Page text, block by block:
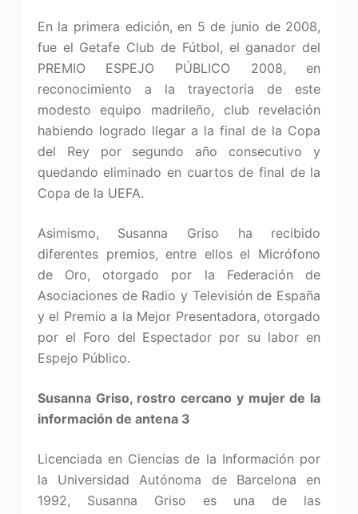
En la primera edición, en 5 de junio de 2008,
fue el Getafe Club de Fútbol, el ganador del
PREMIO ESPEJO PÚBLICO 2008, en
reconocimiento a la trayectoria de este
modesto equipo madrileño, club revelación
habiendo logrado llegar a la final de la Copa
del Rey por segundo año consecutivo y
quedando eliminado en cuartos de final de la
Copa de la UEFA.
Asimismo, Susanna Griso ha recibido
diferentes premios, entre ellos el Micrófono
de Oro, otorgado por la Federación de
Asociaciones de Radio y Televisión de España
y el Premio a la Mejor Presentadora, otorgado
por el Foro del Espectador por su labor en
Espejo Público.
Susanna Griso, rostro cercano y mujer de la
información de antena 3
Licenciada en Ciencias de la Información por
la Universidad Autónoma de Barcelona en
1992, Susanna Griso es una de las